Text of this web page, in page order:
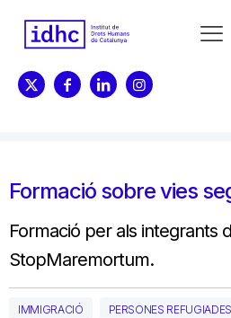
Formació sobre vies
Formació per als integrants
StopMaremortum.
IMMIGRACIÓ PERSONES REFUGIADES